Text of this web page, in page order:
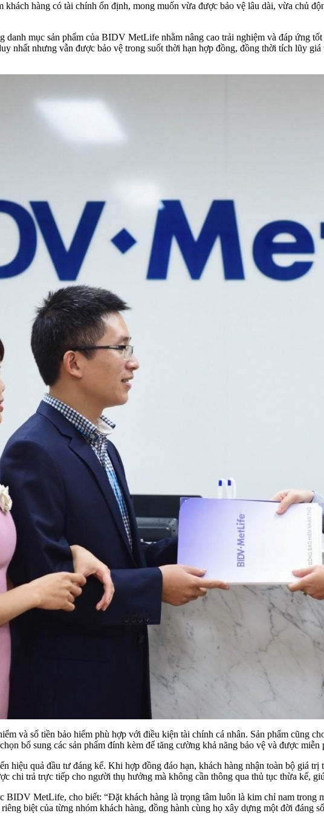
hàng có tài chính ổn định, mong muốn vừa được bảo vệ lâu dài, vừa chủ
mục sản phẩm của BIDV MetLife nhằm nâng cao trải nghiệm và đáp ứng
nhất nhưng vẫn được bảo vệ trong suốt thời hạn hợp đồng, đồng thời tích lũy
và số tiền bảo hiểm phù hợp với điều kiện tài chính cá nhân. Sản phẩm cũng
bổ sung các sản phẩm đính kèm để tăng cường khả năng bảo vệ và được
hiệu quả đầu tư đáng kể. Khi hợp đồng đáo hạn, khách hàng nhận toàn bộ giá
chi trả trực tiếp cho người thụ hưởng mà không cần thông qua thủ tục thừa kế,
BIDV MetLife, cho biết: “Đặt khách hàng là trọng tâm luôn là kim chỉ nam
biệt của từng nhóm khách hàng, đồng hành cùng họ xây dựng một đời đáng